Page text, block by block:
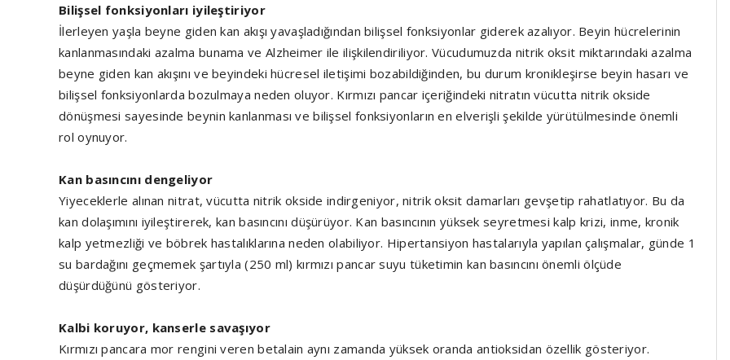
Bilişsel fonksiyonları iyileştiriyor
İlerleyen yaşla beyne giden kan akışı yavaşladığından bilişsel fonksiyonlar giderek azalıyor. Beyin hücrelerinin
kanlanmasındaki azalma bunama ve Alzheimer ile ilişkilendiriliyor. Vücudumuzda nitrik oksit miktarındaki azalma
beyne giden kan akışını ve beyindeki hücresel iletişimi bozabildiğinden, bu durum kronikleşirse beyin hasarı ve
bilişsel fonksiyonlarda bozulmaya neden oluyor. Kırmızı pancar içeriğindeki nitratın vücutta nitrik okside
dönüşmesi sayesinde beynin kanlanması ve bilişsel fonksiyonların en elverişli şekilde yürütülmesinde önemli
rol oynuyor.
Kan basıncını dengeliyor
Yiyeceklerle alınan nitrat, vücutta nitrik okside indirgeniyor, nitrik oksit damarları gevşetip rahatlatıyor. Bu da
kan dolaşımını iyileştirerek, kan basıncını düşürüyor. Kan basıncının yüksek seyretmesi kalp krizi, inme, kronik
kalp yetmezliği ve böbrek hastalıklarına neden olabiliyor. Hipertansiyon hastalarıyla yapılan çalışmalar, günde 1
su bardağını geçmemek şartıyla (250 ml) kırmızı pancar suyu tüketimin kan basıncını önemli ölçüde
düşürdüğünü gösteriyor.
Kalbi koruyor, kanserle savaşıyor
Kırmızı pancara mor rengini veren betalain aynı zamanda yüksek oranda antioksidan özellik gösteriyor.